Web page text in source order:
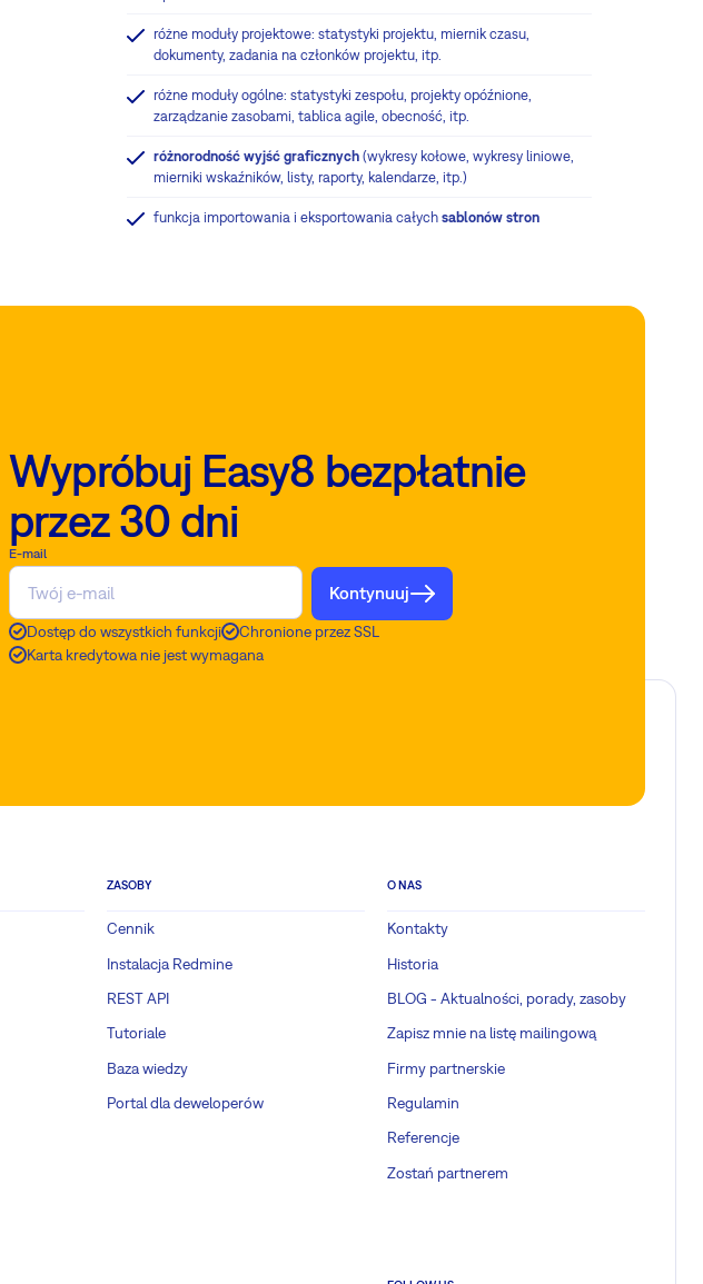
różne moduły projektowe: statystyki projektu, miernik czasu,
dokumenty, zadania na członków projektu, itp.
różne moduły ogólne: statystyki zespołu, projekty opóźnione,
zarządzanie zasobami, tablica agile, obecność, itp.
różnorodność wyjść graficznych (wykresy kołowe, wykresy liniowe,
mierniki wskaźników, listy, raporty, kalendarze, itp.)
funkcja importowania i eksportowania całychsablonów stron
Wypróbuj Easy8 bezpłatnie
przez 30 dni
E-mail
Kontynuuj
Dostęp do wszystkich funkcji
Chronione przez SSL
Karta kredytowa nie jest wymagana
ZASOBY
Cennik
Instalacja Redmine
REST API
Tutoriale
Baza wiedzy
Portal dla deweloperów
O NAS
Kontakty
Historia
BLOG - Aktualności, porady, zasoby
Zapisz mnie na listę mailingową
Firmy partnerskie
Regulamin
Referencje
Zostań partnerem